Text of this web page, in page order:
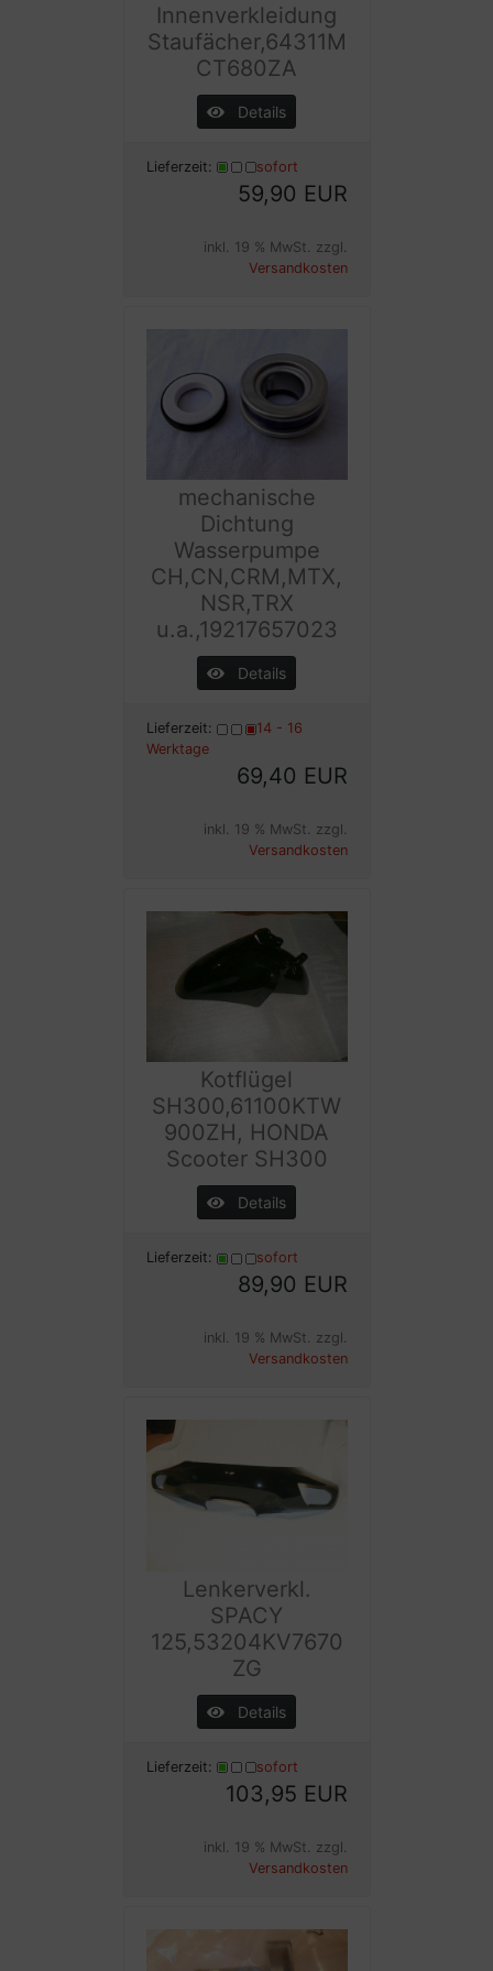
Innenverkleidung
Staufächer,64311M
CT680ZA
Details
Lieferzeit: sofort
59,90 EUR
inkl. 19 % MwSt. zzgl.
Versandkosten
mechanische
Dichtung
Wasserpumpe
CH,CN,CRM,MTX,
NSR,TRX
u.a.,19217657023
Details
Lieferzeit:
14 - 16
Werktage
69,40 EUR
inkl. 19 % MwSt. zzgl.
Versandkosten
Kotflügel
SH300,61100KTW
900ZH, HONDA
Scooter SH300
Details
Lieferzeit: sofort
89,90 EUR
inkl. 19 % MwSt. zzgl.
Versandkosten
Lenkerverkl.
SPACY
125,53204KV7670
ZG
Details
Lieferzeit: sofort
103,95 EUR
inkl. 19 % MwSt. zzgl.
Versandkosten